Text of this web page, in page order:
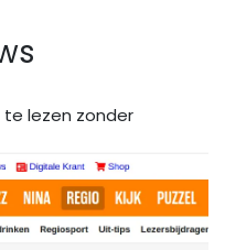
lezen zonder